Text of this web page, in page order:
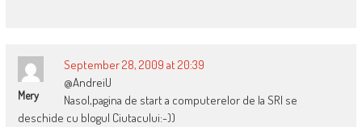
Mery
September 28, 2009 at 20:39
@AndreiU
Nasol,pagina de start a computerelor de la SRI se
deschide cu blogul Ciutacului:-))